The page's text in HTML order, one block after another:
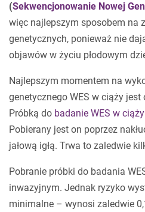
(Sekwencjonowanie Nowej
więc najlepszym sposobem na
genetycznych, ponieważ nie
objawów w życiu płodowym
Najlepszym momentem na
genetycznego WES w ciąży jest
Próbką do badanie WES w ciąży
Pobierany jest on poprzez
jałową igłą. Trwa to zaledwie
Pobranie próbki do badania
inwazyjnym. Jednak ryzyko
minimalne – wynosi zaledwie